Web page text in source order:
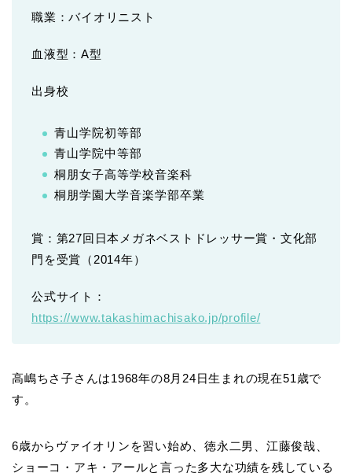
職業：バイオリニスト
血液型：A型
出身校
青山学院初等部
青山学院中等部
桐朋女子高等学校音楽科
桐朋学園大学音楽学部卒業
賞：第27回日本メガネベストドレッサー賞・文化部
門を受賞（2014年）
公式サイト：
https://www.takashimachisako.jp/profile/
高嶋ちさ子さんは1968年の8月24日生まれの現在51歳で
す。
6歳からヴァイオリンを習い始め、徳永二男、江藤俊哉、
ショーコ・アキ・アールと言った多大な功績を残している